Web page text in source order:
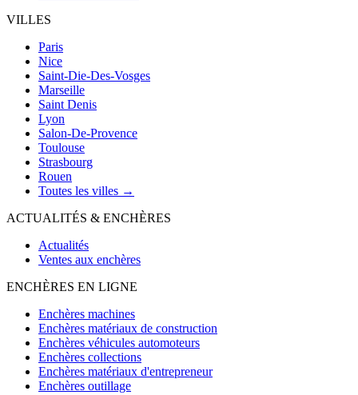
VILLES
Paris
Nice
Saint-Die-Des-Vosges
Marseille
Saint Denis
Lyon
Salon-De-Provence
Toulouse
Strasbourg
Rouen
Toutes les villes →
ACTUALITÉS & ENCHÈRES
Actualités
Ventes aux enchères
ENCHÈRES EN LIGNE
Enchères machines
Enchères matériaux de construction
Enchères véhicules automoteurs
Enchères collections
Enchères matériaux d'entrepreneur
Enchères outillage